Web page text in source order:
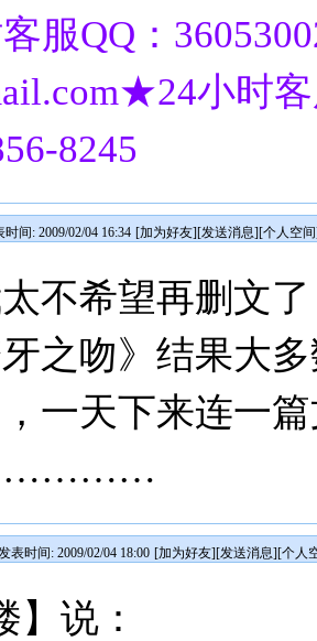
服QQ：
小时
8245
时间: 2009/02/04 16:34 [加为好友][发送消息][个人空间
不希望再删文
之吻》结果大
一天下来连一
表时间: 2009/02/04 18:00 [加为好友][发送消息][个人
】说：